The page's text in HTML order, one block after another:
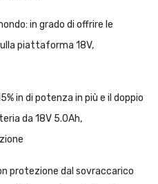
in grado di offrire le
piattaforma 18V,
in di potenza in più e il doppio
da 18V 5.0Ah,
protezione dal sovraccarico